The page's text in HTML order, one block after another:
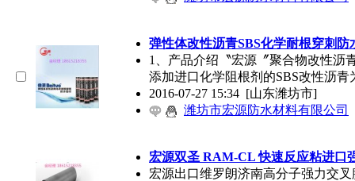
弹性体改性沥青SBS化学耐根穿刺防
1、产品介绍〝宏源〞聚合物改性沥
添加进口化学阻根剂的SBS改性沥青
2016-07-27 15:34 [山东潍坊市]
潍坊市宏源防水材料有限公司
宏源双圣 RAM-CL 快速反应粘进口
宏源出口维罗朗济南高分子强力交